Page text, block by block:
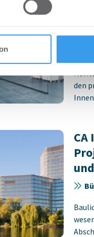
from your use of their
den